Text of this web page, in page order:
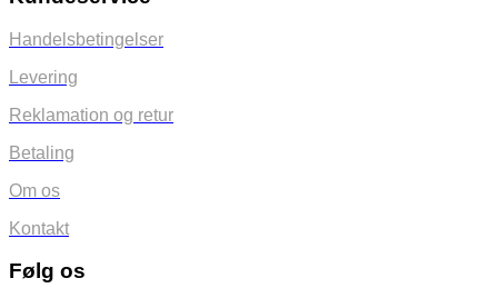
Handelsbetingelser
Levering
Reklamation og retur
Betaling
Om os
Kontakt
Følg os